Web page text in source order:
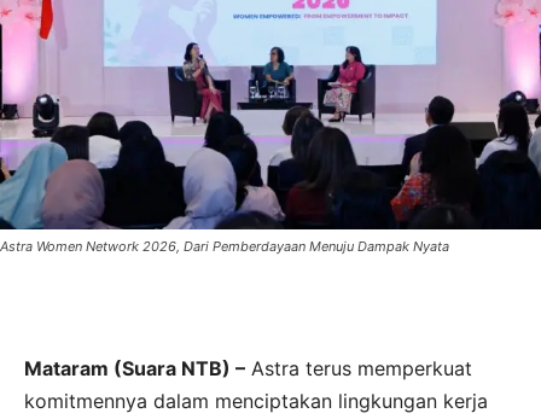
Astra Women Network 2026, Dari Pemberdayaan Menuju Dampak Nyata
Mataram (Suara NTB) – Astra terus memperkuat
komitmennya dalam menciptakan lingkungan kerja